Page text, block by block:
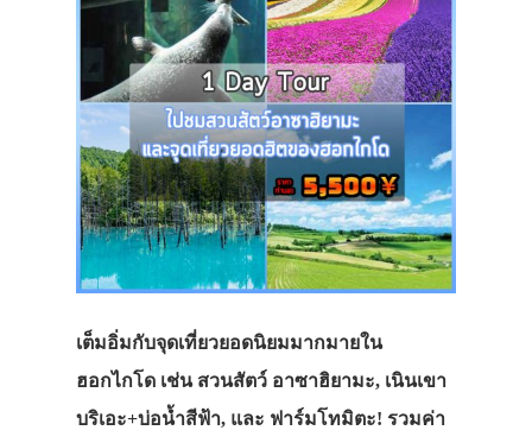
เต็มอิ่มกับจุดเที่ยวยอดนิยมมากมายใน
ฮอกไกโด เช่น สวนสัตว์ อาซาฮิยามะ, เนินเขา
บริเอะ+บ่อน้ำสีฟ้า, และ ฟาร์มโทมิตะ! รวมค่า